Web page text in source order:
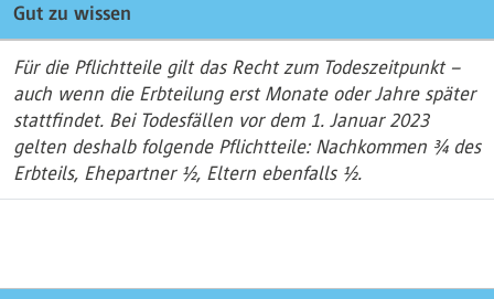
Gut zu wissen
Für die Pflichtteile gilt das Recht zum Todeszeitpunkt –
auch wenn die Erbteilung erst Monate oder Jahre später
stattfindet. Bei Todesfällen vor dem 1. Januar 2023
gelten deshalb folgende Pflichtteile: Nachkommen 3⁄4 des
Erbteils, Ehepartner 1⁄2, Eltern ebenfalls 1⁄2.